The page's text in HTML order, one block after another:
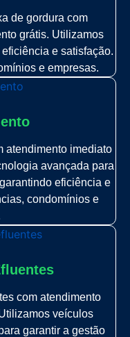
de gordura com
grátis. Utilizamos
e satisfação.
e empresas.
atendimento imediato
avançada para
eficiência e
condomínios e
com atendimento
veículos
garantir a gestão